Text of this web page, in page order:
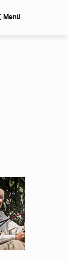
Menü